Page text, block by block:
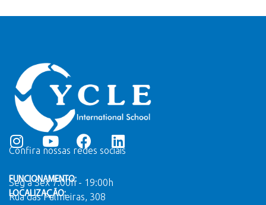
Confira nossas redes sociais
FUNCIONAMENTO:
Seg a Sex 7:00h - 19:00h
LOCALIZAÇÃO:
Rua das Palmeiras, 308